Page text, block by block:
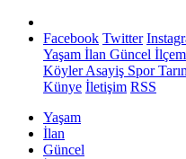
Facebook Twitter
Yaşam İlan Güncel
KöylerAsayiş Spor
Künye İletişim RSS
Yaşam
İlan
Güncel